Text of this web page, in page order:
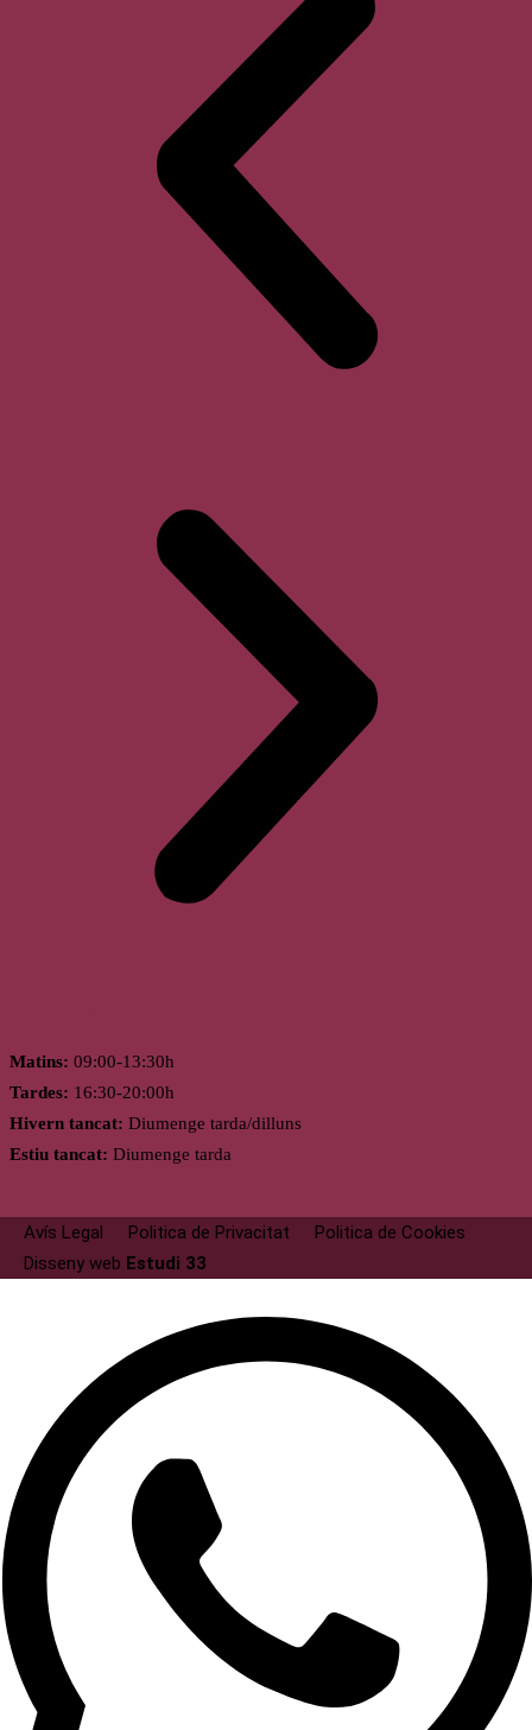
Matins: 09:00-13:30h
Tardes: 16:30-20:00h
Hivern tancat: Diumenge tarda/dilluns
Estiu tancat: Diumenge tarda
Avís Legal Politica de Privacitat
Politica de Cookies
Disseny web Estudi 33